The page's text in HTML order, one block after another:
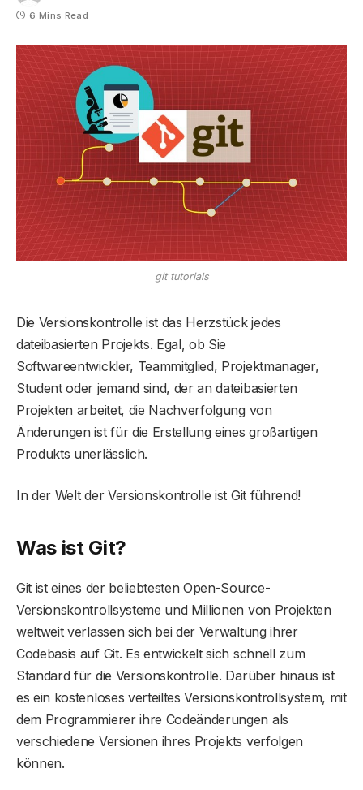
6 Mins Read
git tutorials
Die Versionskontrolle ist das Herzstück jedes
dateibasierten Projekts. Egal, ob Sie
Softwareentwickler, Teammitglied, Projektmanager,
Student oder jemand sind, der an dateibasierten
Projekten arbeitet, die Nachverfolgung von
Änderungen ist für die Erstellung eines großartigen
Produkts unerlässlich.
In der Welt der Versionskontrolle ist Git führend!
Was ist Git?
Git ist eines der beliebtesten Open-Source-
Versionskontrollsysteme und Millionen von Projekten
weltweit verlassen sich bei der Verwaltung ihrer
Codebasis auf Git. Es entwickelt sich schnell zum
Standard für die Versionskontrolle. Darüber hinaus ist
es ein kostenloses verteiltes Versionskontrollsystem, mit
dem Programmierer ihre Codeänderungen als
verschiedene Versionen ihres Projekts verfolgen
können.